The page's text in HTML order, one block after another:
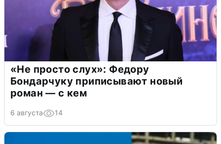
«Не просто слух»: Федору
Бондарчуку приписывают новый
роман — с кем
6 августа 14